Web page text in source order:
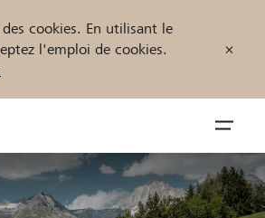
cookies. En utilisant le
l'emploi de cookies.
öffnen
maintenant